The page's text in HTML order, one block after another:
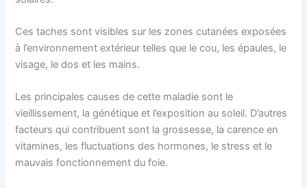
Ces taches sont visibles sur les zones cutanées exposées
à l’environnement extérieur telles que le cou, les épaules, le
visage, le dos et les mains.
Les principales causes de cette maladie sont le
vieillissement, la génétique et l’exposition au soleil. D’autres
facteurs qui contribuent sont la grossesse, la carence en
vitamines, les fluctuations des hormones, le stress et le
mauvais fonctionnement du foie.